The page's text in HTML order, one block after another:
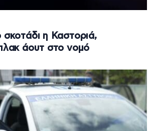
σκοτάδι η Καστοριά,
άουτ στο νομό